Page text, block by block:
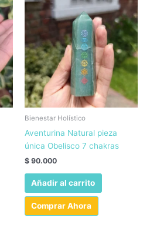
Bienestar Holístico
Aventurina Natural pieza
única Obelisco 7 chakras
$ 90.000
Añadir al carrito
Comprar Ahora